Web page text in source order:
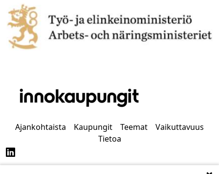
Ajankohtaista Kaupungit Teemat
Vaikuttavuus
Tietoa